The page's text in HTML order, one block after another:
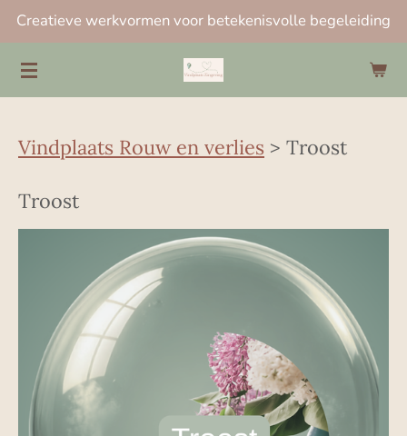
Ga
direct
naar
de
Creatieve werkvormen voor betekenisvolle begeleiding
Vindplaats Rouw en verlies > Troost
Troost